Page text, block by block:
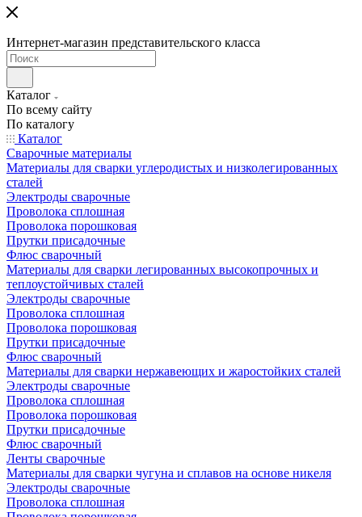
Интернет-магазин представительского класса
Каталог
По всему сайту
По каталогу
Каталог
Сварочные материалы
Материалы для сварки углеродистых и низколегированных
сталей
Электроды сварочные
Проволока сплошная
Проволока порошковая
Прутки присадочные
Флюс сварочный
Материалы для сварки легированных высокопрочных и
теплоустойчивых сталей
Электроды сварочные
Проволока сплошная
Проволока порошковая
Прутки присадочные
Флюс сварочный
Материалы для сварки нержавеющих и жаростойких сталей
Электроды сварочные
Проволока сплошная
Проволока порошковая
Прутки присадочные
Флюс сварочный
Ленты сварочные
Материалы для сварки чугуна и сплавов на основе никеля
Электроды сварочные
Проволока сплошная